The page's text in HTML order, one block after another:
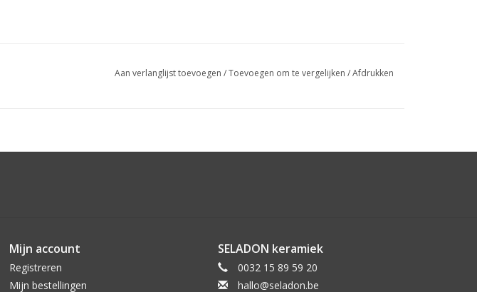
Aan verlanglijst toevoegen /Toevoegen om te vergelijken /Afdrukken
Mijn account
Registreren
Mijn bestellingen
SELADON keramiek
0032 15 89 59 20
hallo@seladon.be